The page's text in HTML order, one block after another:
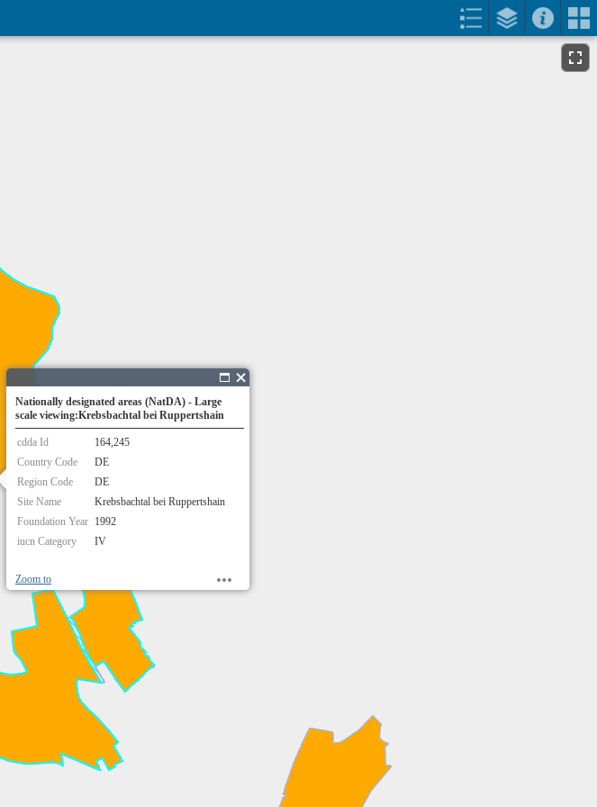
Nationally designated areas (NatDA) - Large
scale viewing:Krebsbachtal bei Ruppertshain
cdda Id
164,245
Country Code
DE
Region Code
DE
Site Name
Krebsbachtal bei Ruppertshain
Foundation Year 1992
iucn Category
IV
Zoom to